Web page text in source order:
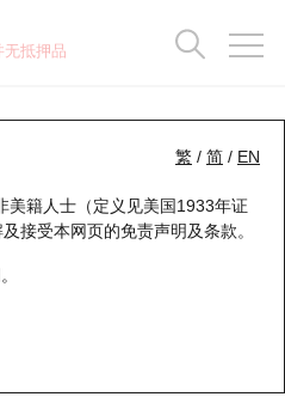
无抵押品
繁 / 简 / EN
美籍人士（定义见美国1933年证
接受本网页的免责声明及条款。
2628 中国人寿